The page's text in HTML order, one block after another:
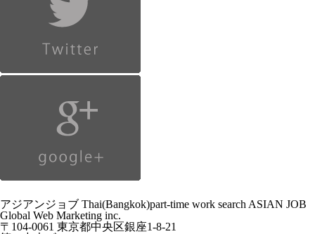
アジアンジョブ Thai(Bangkok)part-time work search ASIAN JOB
Global Web Marketing inc.
〒104-0061 東京都中央区銀座1-8-21